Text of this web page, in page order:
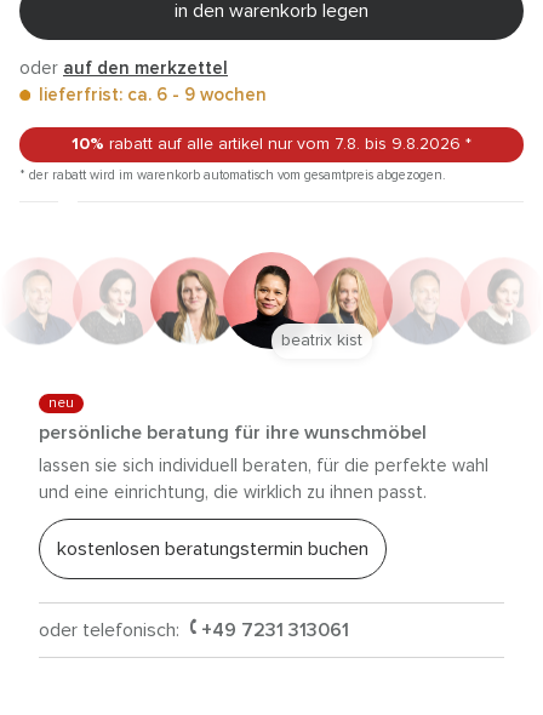
in den warenkorb legen
oder auf den merkzettel
lieferfrist: ca. 6 - 9 wochen
10% rabatt auf alle artikel nur vom 7.8. bis 9.8.2026 *
* der rabatt wird im warenkorb automatisch vom gesamtpreis abgezogen.
neu
persönliche beratung für ihre wunschmöbel
lassen sie sich individuell beraten, für die perfekte wahl
und eine einrichtung, die wirklich zu ihnen passt.
kostenlosen beratungstermin buchen
oder telefonisch: +49 7231 313061
beatrix kist